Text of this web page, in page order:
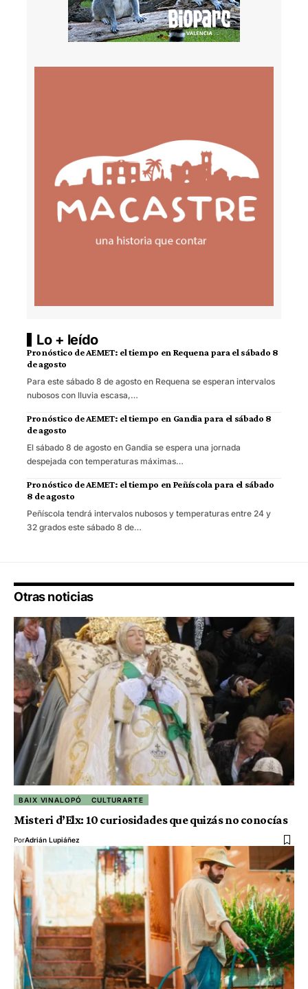
Lo + leído
Pronóstico de AEMET: el tiempo en Requena para el sábado 8
de agosto
Para este sábado 8 de agosto en Requena se esperan intervalos
nubosos con lluvia escasa,…
Pronóstico de AEMET: el tiempo en Gandia para el sábado 8
de agosto
El sábado 8 de agosto en Gandia se espera una jornada
despejada con temperaturas máximas…
Pronóstico de AEMET: el tiempo en Peñíscola para el sábado
8 de agosto
Peñíscola tendrá intervalos nubosos y temperaturas entre 24 y
32 grados este sábado 8 de…
Otras noticias
BAIX VINALOPÓ CULTURARTE
Misteri d’Elx: 10 curiosidades que quizás no conocías
PorAdrián Lupiáñez